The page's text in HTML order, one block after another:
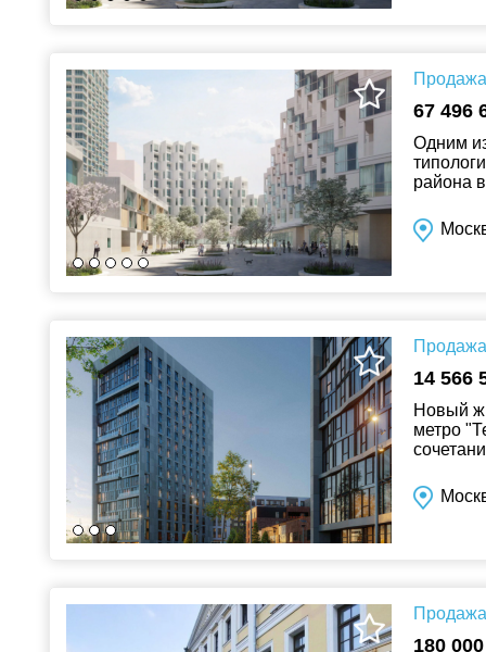
67 496
Одним
района
14 566
Новый
метро
180